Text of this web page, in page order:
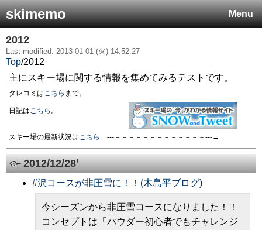
Menu
skimemo
2012
Last-modified: 2013-01-01 (火) 14:52:27
Top/2012
主にスキー場に関する情報を集めてみるテストです。
タレコミはこちら まで。
日記はこちら 。
スキー場の最新状況はこちら ---－－－－－－－－－－－－－---→
2012/12/28†
#沢コースが非圧雪に！！(木島平ブログ)
今シーズンから非圧雪コースになりました！！
コンセプトは「パウダー初心者でもチャレンジ